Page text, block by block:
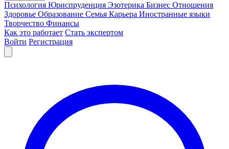
Психология Юриспруденция Эзотерика Бизнес Отношения
Здоровье Образование Семья Карьера Иностранные языки
Творчество Финансы
Как это работает Стать экспертом
Войти Регистрация